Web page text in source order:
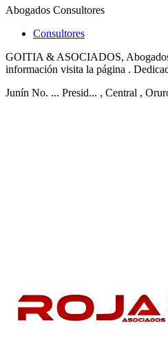
Abogados Consultores
Consultores
GOITIA & ASOCIADOS,
información visita la página .
Junín No. ... Presid... , Central ,